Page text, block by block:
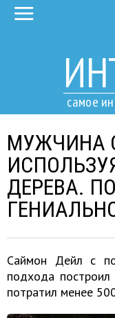
самое
МУЖЧИНА
ДЕРЕВА.
Саймон Дейл с
подхода
потратил менее